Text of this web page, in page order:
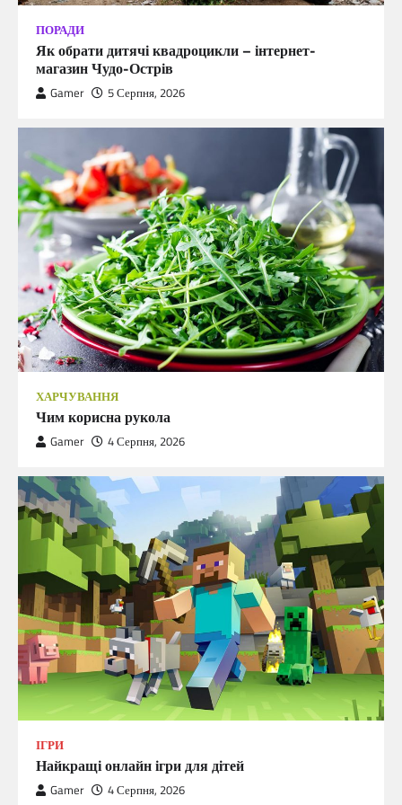
ПОРАДИ
Як обрати дитячі квадроцикли – інтернет-
магазин Чудо-Острів
Gamer 5 Серпня, 2026
ХАРЧУВАННЯ
Чим корисна рукола
Gamer 4 Серпня, 2026
ІГРИ
Найкращі онлайн ігри для дітей
Gamer 4 Серпня, 2026